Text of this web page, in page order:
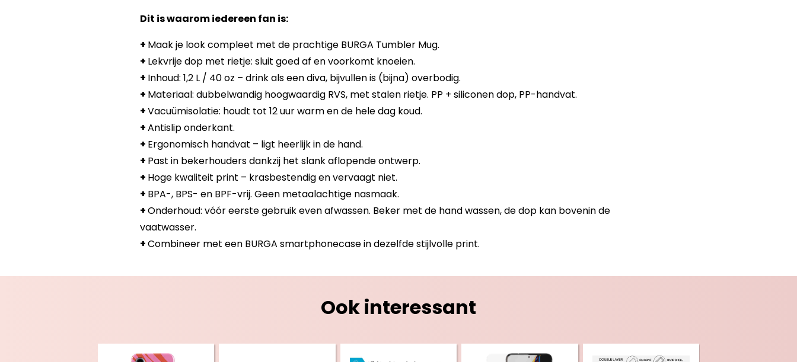
Dit is waarom iedereen fan is:
+ Maak je look compleet met de prachtige BURGA Tumbler Mug.
+ Lekvrije dop met rietje: sluit goed af en voorkomt knoeien.
+ Inhoud: 1,2 L / 40 oz – drink als een diva, bijvullen is (bijna) overbodig.
+ Materiaal: dubbelwandig hoogwaardig RVS, met stalen rietje. PP + siliconen dop, PP-handvat.
+Vacuümisolatie: houdt tot 12 uur warm en de hele dag koud.
+Antislip onderkant.
+ Ergonomisch handvat – ligt heerlijk in de hand.
+ Past in bekerhouders dankzij het slank aflopende ontwerp.
+ Hoge kwaliteit print – krasbestendig en vervaagt niet.
+ BPA-, BPS- en BPF-vrij. Geen metaalachtige nasmaak.
+Onderhoud: vóór eerste gebruik even afwassen. Beker met de hand wassen, de dop kan bovenin de
vaatwasser.
+Combineer met een BURGA smartphonecase in dezelfde stijlvolle print.
Ook interessant